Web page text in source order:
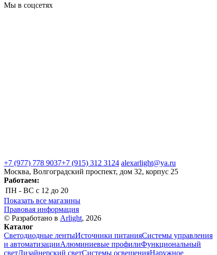
Мы в соцсетях
+7 (977) 778 9037+7 (915) 312 3124 alexarlight@ya.ru
Москва, Волгоградский проспект, дом 32, корпус 25
Работаем:
ПН - ВС с 12 до 20
Показать все магазины
Правовая информация
© Разработано в Arlight, 2026
Каталог
Светодиодные лентыИсточники питанияСистемы управления
и автоматизацииАлюминиевые профилиФункциональный
светДизайнерский светСистемы освещенияНаружное